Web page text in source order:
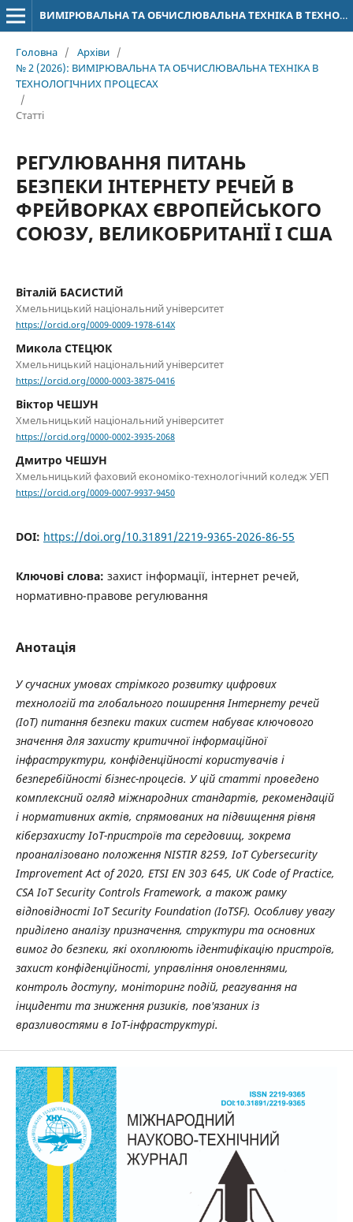
ВИМІРЮВАЛЬНА ТА ОБЧИСЛЮВАЛЬНА ТЕХНІКА В ТЕХНОЛОГІЧНИХ ПРОЦЕСАХ
Головна / Архіви /
№ 2 (2026): ВИМІРЮВАЛЬНА ТА ОБЧИСЛЮВАЛЬНА ТЕХНІКА В
ТЕХНОЛОГІЧНИХ ПРОЦЕСАХ
/
Статті
РЕГУЛЮВАННЯ ПИТАНЬ
БЕЗПЕКИ ІНТЕРНЕТУ РЕЧЕЙ В
ФРЕЙВОРКАХ ЄВРОПЕЙСЬКОГО
СОЮЗУ, ВЕЛИКОБРИТАНІЇ І США
Віталій БАСИСТИЙ
Хмельницький національний університет
https://orcid.org/0009-0009-1978-614X
Микола СТЕЦЮК
Хмельницький національний університет
https://orcid.org/0000-0003-3875-0416
Віктор ЧЕШУН
Хмельницький національний університет
https://orcid.org/0000-0002-3935-2068
Дмитро ЧЕШУН
Хмельницький фаховий економіко-технологічний коледж УЕП
https://orcid.org/0009-0007-9937-9450
DOI: https://doi.org/10.31891/2219-9365-2026-86-55
Ключові слова: захист інформації, інтернет речей,
нормативно-правове регулювання
Анотація
У сучасних умовах стрімкого розвитку цифрових
технологій та глобального поширення Інтернету речей
(IoT) питання безпеки таких систем набуває ключового
значення для захисту критичної інформаційної
інфраструктури, конфіденційності користувачів і
безперебійності бізнес-процесів. У цій статті проведено
комплексний огляд міжнародних стандартів, рекомендацій
і нормативних актів, спрямованих на підвищення рівня
кіберзахисту IoT-пристроїв та середовищ, зокрема
проаналізовано положення NISTIR 8259, IoT Cybersecurity
Improvement Act of 2020, ETSI EN 303 645, UK Code of Practice,
CSA IoT Security Controls Framework, а також рамку
відповідності IoT Security Foundation (IoTSF). Особливу увагу
приділено аналізу призначення, структури та основних
вимог до безпеки, які охоплюють ідентифікацію пристроїв,
захист конфіденційності, управління оновленнями,
контроль доступу, моніторинг подій, реагування на
інциденти та зниження ризиків, пов'язаних із
вразливостями в IoT-інфраструктурі.